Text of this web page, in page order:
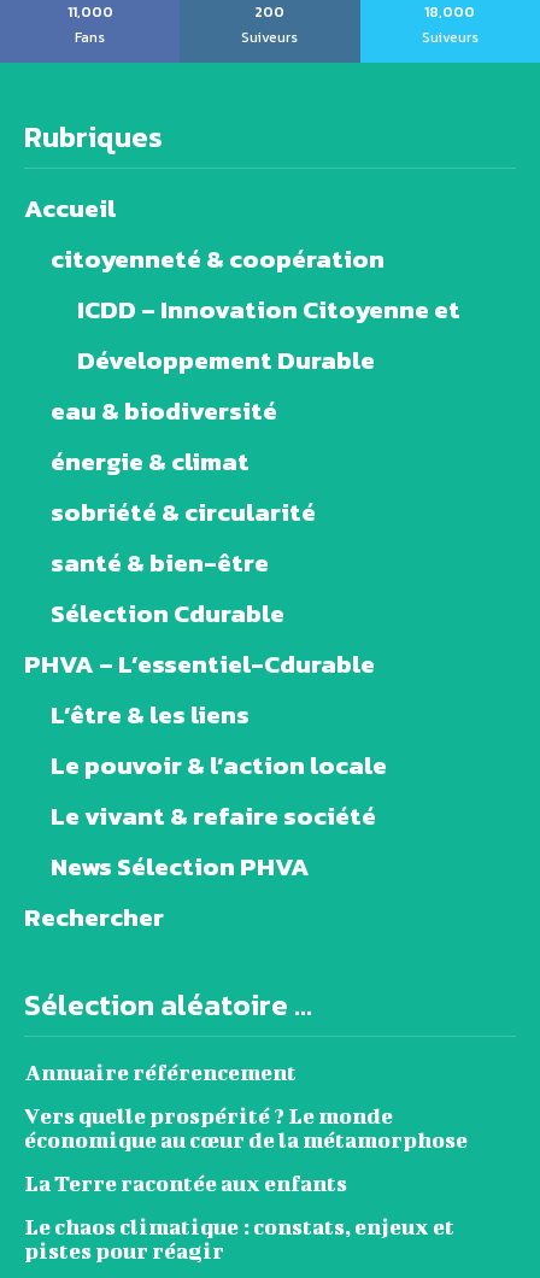
11,000
Fans
200
Suiveurs
18,000
Suiveurs
Rubriques
Accueil
citoyenneté & coopération
ICDD – Innovation Citoyenne et
Développement Durable
eau & biodiversité
énergie & climat
sobriété & circularité
santé & bien-être
Sélection Cdurable
PHVA – L’essentiel-Cdurable
L’être & les liens
Le pouvoir & l’action locale
Le vivant & refaire société
News Sélection PHVA
Rechercher
Sélection aléatoire ...
Annuaire référencement
Vers quelle prospérité ? Le monde
économique au cœur de la métamorphose
La Terre racontée aux enfants
Le chaos climatique : constats, enjeux et
pistes pour réagir